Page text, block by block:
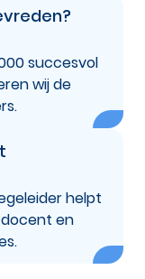
succesvol
wij de
helpt
en